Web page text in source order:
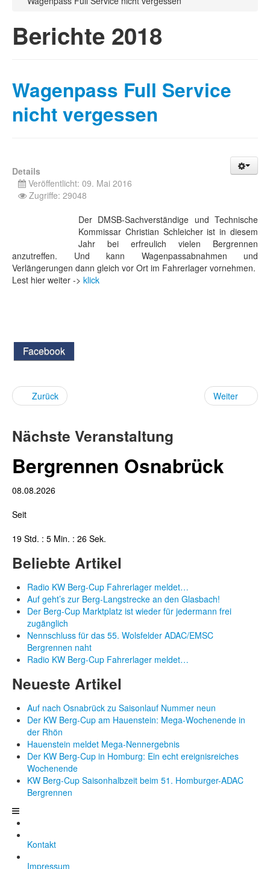
Berichte 2018
Wagenpass Full Service
nicht vergessen
Details
Veröffentlicht: 09. Mai 2016
Zugriffe: 29048
Der DMSB-Sachverständige und Technische
Kommissar Christian Schleicher ist in diesem
Jahr bei erfreulich vielen Bergrennen
anzutreffen. Und kann Wagenpassabnahmen und
Verlängerungen dann gleich vor Ort im Fahrerlager vornehmen.
Lest hier weiter -> klick
Facebook
Zurück Weiter
Nächste Veranstaltung
Bergrennen Osnabrück
08.08.2026
Seit
19 Std. : 5 Min. : 26 Sek.
Beliebte Artikel
Radio KW Berg-Cup Fahrerlager meldet…
Auf geht’s zur Berg-Langstrecke an den Glasbach!
Der Berg-Cup Marktplatz ist wieder für jedermann frei
zugänglich
Nennschluss für das 55. Wolsfelder ADAC/EMSC
Bergrennen naht
Radio KW Berg-Cup Fahrerlager meldet…
Neueste Artikel
Auf nach Osnabrück zu Saisonlauf Nummer neun
Der KW Berg-Cup am Hauenstein: Mega-Wochenende in
der Rhön
Hauenstein meldet Mega-Nennergebnis
Der KW Berg-Cup in Homburg: Ein echt ereignisreiches
Wochenende
KW Berg-Cup Saisonhalbzeit beim 51. Homburger-ADAC
Bergrennen
Kontakt
Impressum